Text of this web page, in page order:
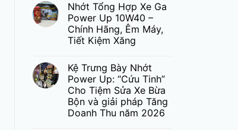
Nhớt Tổng Hợp Xe Ga
Power Up 10W40 –
Chính Hãng, Êm Máy,
Tiết Kiệm Xăng
Kệ Trưng Bày Nhớt
Power Up: “Cứu Tinh”
Cho Tiệm Sửa Xe Bừa
Bộn và giải pháp Tăng
Doanh Thu năm 2026